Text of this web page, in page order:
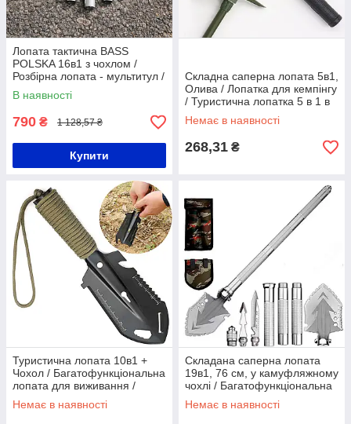
Лопата тактична BASS
POLSKA 16в1 з чохлом /
Розбірна лопата - мультитул /
Багатофункціональна
туристична лопата
В наявності
790 ₴ 1 128,57 ₴
Купити
Складна саперна лопата 5в1,
Олива / Лопатка для кемпінгу
/ Туристична лопатка 5 в 1 в
чохлі
Немає в наявності
268,31 ₴
Туристична лопата 10в1 +
Чохол / Багатофункціональна
лопата для виживання /
Похідна саперна лопатка
Немає в наявності
Складана саперна лопата
19в1, 76 см, у камуфляжному
чохлі / Багатофункціональна
туристична лопатка
Немає в наявності